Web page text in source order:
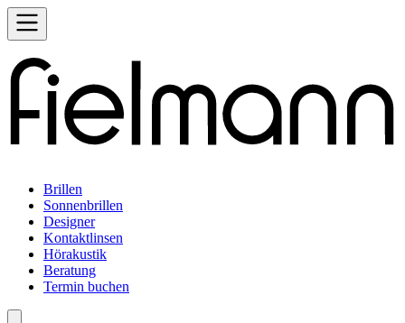
Brillen
Sonnenbrillen
Designer
Kontaktlinsen
Hörakustik
Beratung
Termin buchen